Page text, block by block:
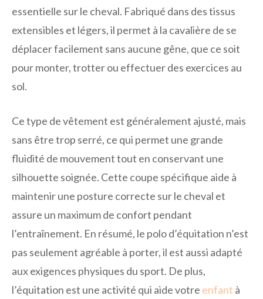
essentielle sur le cheval. Fabriqué dans des tissus
extensibles et légers, il permet à la cavalière de se
déplacer facilement sans aucune gêne, que ce soit
pour monter, trotter ou effectuer des exercices au
sol.
Ce type de vêtement est généralement ajusté, mais
sans être trop serré, ce qui permet une grande
fluidité de mouvement tout en conservant une
silhouette soignée. Cette coupe spécifique aide à
maintenir une posture correcte sur le cheval et
assure un maximum de confort pendant
l’entraînement. En résumé, le polo d’équitation n’est
pas seulement agréable à porter, il est aussi adapté
aux exigences physiques du sport. De plus,
l’équitation est une activité qui aide votre enfant à